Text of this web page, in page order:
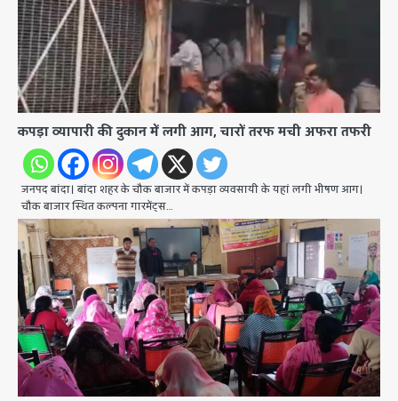
कपड़ा व्यापारी की दुकान में लगी आग, चारों तरफ मची अफरा तफरी
जनपद बांदा। बांदा शहर के चौक बाजार में कपड़ा व्यवसायी के यहां लगी भीषण आग।
चौक बाजार स्थित कल्पना गारमेंट्स…